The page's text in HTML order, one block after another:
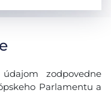
zodpovedne
Parlamentu a